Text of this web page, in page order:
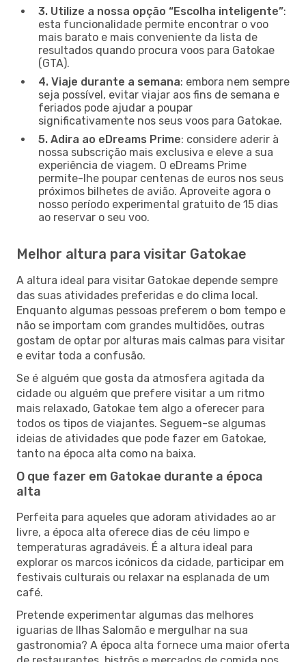
3. Utilize a nossa opção “Escolha inteligente”:
esta funcionalidade permite encontrar o voo
mais barato e mais conveniente da lista de
resultados quando procura voos para Gatokae
(GTA).
4. Viaje durante a semana: embora nem sempre
seja possível, evitar viajar aos fins de semana e
feriados pode ajudar a poupar
significativamente nos seus voos para Gatokae.
5. Adira ao eDreams Prime: considere aderir à
nossa subscrição mais exclusiva e eleve a sua
experiência de viagem. O eDreams Prime
permite-lhe poupar centenas de euros nos seus
próximos bilhetes de avião. Aproveite agora o
nosso período experimental gratuito de 15 dias
ao reservar o seu voo.
Melhor altura para visitar Gatokae
A altura ideal para visitar Gatokae depende sempre
das suas atividades preferidas e do clima local.
Enquanto algumas pessoas preferem o bom tempo e
não se importam com grandes multidões, outras
gostam de optar por alturas mais calmas para visitar
e evitar toda a confusão.
Se é alguém que gosta da atmosfera agitada da
cidade ou alguém que prefere visitar a um ritmo
mais relaxado, Gatokae tem algo a oferecer para
todos os tipos de viajantes. Seguem-se algumas
ideias de atividades que pode fazer em Gatokae,
tanto na época alta como na baixa.
O que fazer em Gatokae durante a época
alta
Perfeita para aqueles que adoram atividades ao ar
livre, a época alta oferece dias de céu limpo e
temperaturas agradáveis. É a altura ideal para
explorar os marcos icónicos da cidade, participar em
festivais culturais ou relaxar na esplanada de um
café.
Pretende experimentar algumas das melhores
iguarias de Ilhas Salomão e mergulhar na sua
gastronomia? A época alta fornece uma maior oferta